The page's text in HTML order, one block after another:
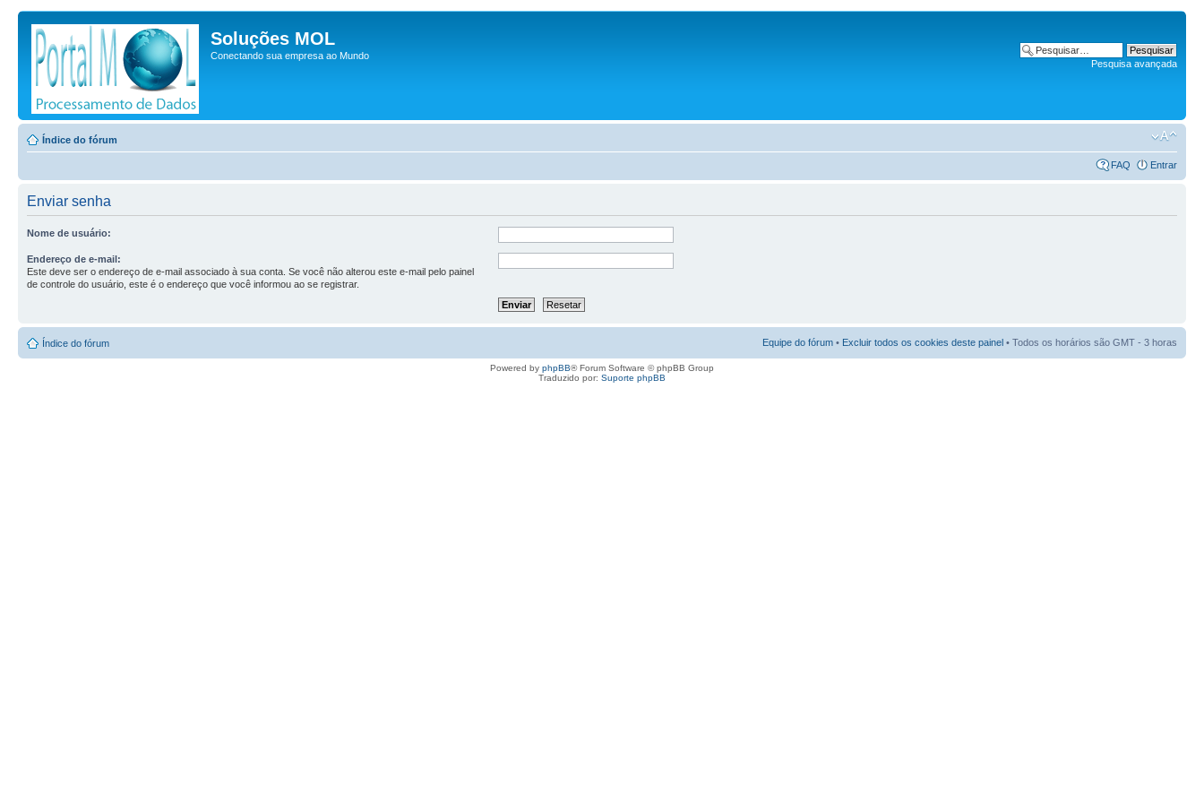
Soluções MOL
Conectando sua empresa ao Mundo
Pesquisa avançada
Índice do fórum
FAQ Entrar
Enviar senha
Nome de usuário:
Endereço de e-mail:
Este deve ser o endereço de e-mail associado à sua conta. Se você não alterou este e-mail pelo painel
de controle do usuário, este é o endereço que você informou ao se registrar.
Índice do fórum Equipe do fórum • Excluir todos os cookies deste painel • Todos os horários são GMT - 3 horas
Powered by phpBB® Forum Software © phpBB Group
Traduzido por: Suporte phpBB